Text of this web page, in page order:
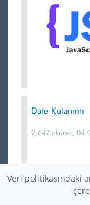
Date Kulanımı
2,647 okuma,
Veri politikasındaki